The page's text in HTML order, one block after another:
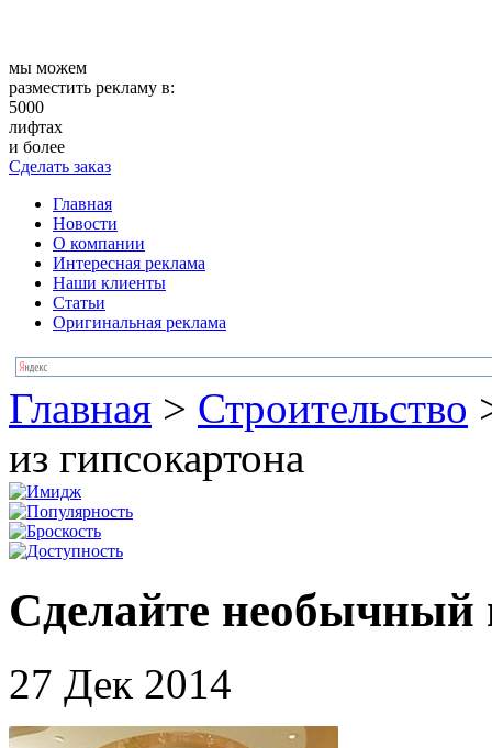
мы можем
разместить рекламу в:
5000
лифтах
и более
Сделать заказ
Главная
Новости
О компании
Интересная реклама
Наши клиенты
Статьи
Оригинальная реклама
Главная > Строительство
из гипсокартона
Сделайте необычный
27 Дек 2014